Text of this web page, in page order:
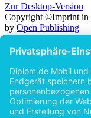
Zur Desktop-Version
Copyright ©Imprint in
by Open Publishing
Zurück
Suche in
Titel
Autor
Volltext
Erscheinungsjahr